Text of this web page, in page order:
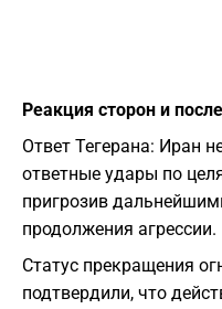
Реакция сторон и
Ответ Тегерана: Иран
ответные удары по
пригрозив
продолжения агрессии.
Статус прекращения
подтвердили, что